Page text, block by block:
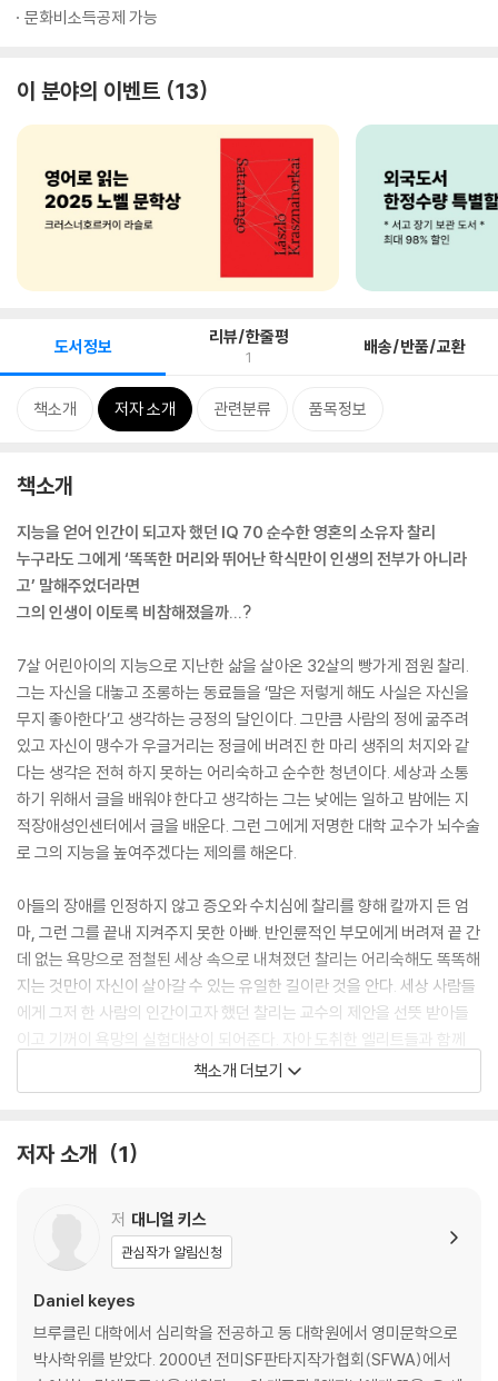
문화비소득공제 가능
이 분야의 이벤트 13
도서정보 리뷰/한줄평
1 배송/반품/교환
책소개 저자 소개 관련분류 품목정보
책소개
지능을 얻어 인간이 되고자 했던 IQ 70 순수한 영혼의 소유자 찰리
누구라도 그에게 ‘똑똑한 머리와 뛰어난 학식만이 인생의 전부가 아니라
고’ 말해주었더라면
그의 인생이 이토록 비참해졌을까...?
7살 어린아이의 지능으로 지난한 삶을 살아온 32살의 빵가게 점원 찰리.
그는 자신을 대놓고 조롱하는 동료들을 ‘말은 저렇게 해도 사실은 자신을
무지 좋아한다’고 생각하는 긍정의 달인이다. 그만큼 사람의 정에 굶주려
있고 자신이 맹수가 우글거리는 정글에 버려진 한 마리 생쥐의 처지와 같
다는 생각은 전혀 하지 못하는 어리숙하고 순수한 청년이다. 세상과 소통
하기 위해서 글을 배워야 한다고 생각하는 그는 낮에는 일하고 밤에는 지
적장애성인센터에서 글을 배운다. 그런 그에게 저명한 대학 교수가 뇌수술
로 그의 지능을 높여주겠다는 제의를 해온다.
아들의 장애를 인정하지 않고 증오와 수치심에 찰리를 향해 칼까지 든 엄
마, 그런 그를 끝내 지켜주지 못한 아빠. 반인륜적인 부모에게 버려져 끝 간
데 없는 욕망으로 점철된 세상 속으로 내쳐졌던 찰리는 어리숙해도 똑똑해
지는 것만이 자신이 살아갈 수 있는 유일한 길이란 것을 안다. 세상 사람들
에게 그저 한 사람의 인간이고자 했던 찰리는 교수의 제안을 선뜻 받아들
이고 기꺼이 욕망의 실험대상이 되어준다. 자아 도취한 엘리트들과 함께
신의 영역을 침범하게 된 찰리, 어둠에서 빛으로 나아가려는 그에게 과연
온전한 행복과 자유가 기다리고 있을까?
이 책은 SF계의 노벨상이라고 평가받는 휴고상과 네뷸러상을 수상하였다.
으며 50년이 넘는 시간 동안 수많은 제작자들이 선택한 만큼 시공간을 초
월하여 인간사회에 큰 깨달음과 여운을 주는 고전이 되었다.
With more than five million copies sold, Flowers for Algernon i
s the beloved, classic story of a mentally disabled man whose
experimental quest for intelligence mirrors that of Algernon, a
책소개 더보기
저자 소개 1
저 대니얼 키스
관심작가 알림신청
Daniel keyes
브루클린 대학에서 심리학을 전공하고 동 대학원에서 영미문학으로
박사학위를 받았다. 2000년 전미SF판타지작가협회(SFWA)에서